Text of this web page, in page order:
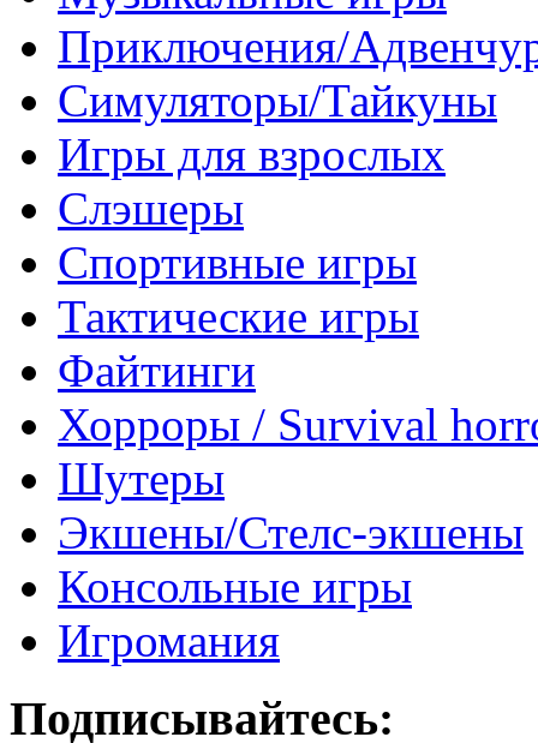
Приключения/
Симуляторы/Тайкуны
Игры для взрослых
Слэшеры
Спортивные игры
Тактические игры
Файтинги
Хорроры / Survival
Шутеры
Экшены/Стелс-экшены
Консольные игры
Игромания
Подписывайтесь: